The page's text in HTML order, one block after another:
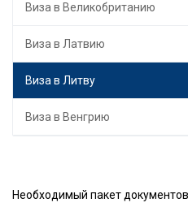
Виза в Великобританию
Виза в Латвию
Виза в Литву
Виза в Венгрию
Необходимый пакет